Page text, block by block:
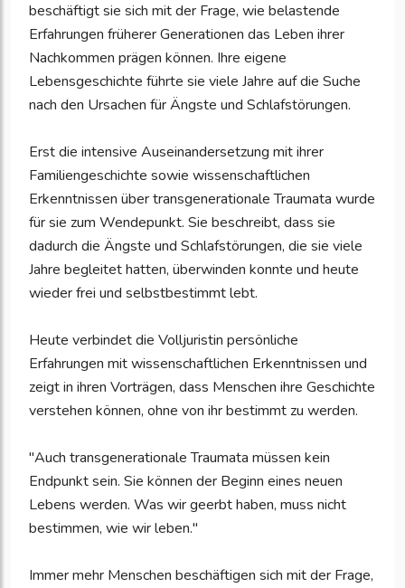
beschäftigt sie sich mit der Frage, wie belastende
Erfahrungen früherer Generationen das Leben ihrer
Nachkommen prägen können. Ihre eigene
Lebensgeschichte führte sie viele Jahre auf die Suche
nach den Ursachen für Ängste und Schlafstörungen.
Erst die intensive Auseinandersetzung mit ihrer
Familiengeschichte sowie wissenschaftlichen
Erkenntnissen über transgenerationale Traumata wurde
für sie zum Wendepunkt. Sie beschreibt, dass sie
dadurch die Ängste und Schlafstörungen, die sie viele
Jahre begleitet hatten, überwinden konnte und heute
wieder frei und selbstbestimmt lebt.
Heute verbindet die Volljuristin persönliche
Erfahrungen mit wissenschaftlichen Erkenntnissen und
zeigt in ihren Vorträgen, dass Menschen ihre Geschichte
verstehen können, ohne von ihr bestimmt zu werden.
"Auch transgenerationale Traumata müssen kein
Endpunkt sein. Sie können der Beginn eines neuen
Lebens werden. Was wir geerbt haben, muss nicht
bestimmen, wie wir leben."
Immer mehr Menschen beschäftigen sich mit der Frage,